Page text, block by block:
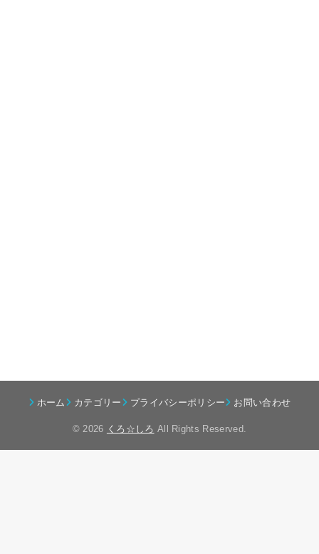
ホーム カテゴリー プライバシーポリシー お問い合わせ
© 2026 くろ☆しろ All Rights Reserved.